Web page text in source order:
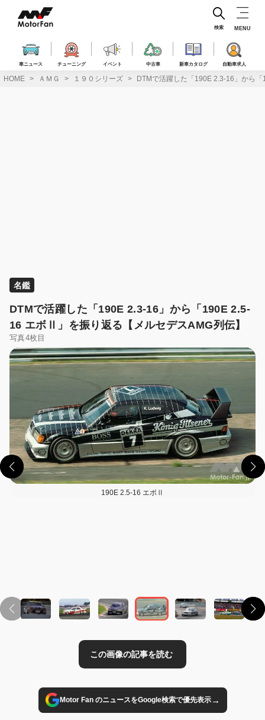
ス
車ニュース チューニング イベント 中古車 新車カタログ 自動車求人
検索 MENU
HOME ＡＭＧ １９０シリーズ DTMで活躍した「190E 2.3-16」から
名鑑
DTMで活躍した「190E 2.3-16」から「190E 2.5-
16 エボⅡ」を振り返る【メルセデスAMG列伝】
写真4枚目
190E 2.5-16 エボⅡ
Motor Fan のニュースをGoogle検索で優先表示→